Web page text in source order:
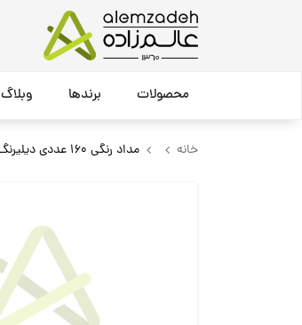
محصولات برندها وبلاگ
خانه مداد رنگی 160 عددی دیلیرنگ